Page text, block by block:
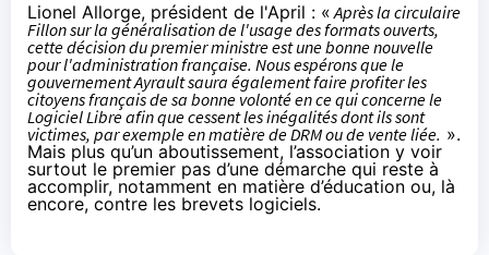
Lionel Allorge, président de l'April : «Après la circulaire
Fillon sur la généralisation de l'usage des formats ouverts,
cette décision du premier ministre est une bonne nouvelle
pour l'administration française. Nous espérons que le
gouvernement Ayrault saura également faire profiter les
citoyens français de sa bonne volonté en ce qui concerne le
Logiciel Libre afin que cessent les inégalités dont ils sont
victimes, par exemple en matière de DRM ou de vente liée. ».
Mais plus qu’un aboutissement, l’association y voir
surtout le premier pas d’une démarche qui reste à
accomplir, notamment en matière d’éducation ou, là
encore, contre les brevets logiciels.